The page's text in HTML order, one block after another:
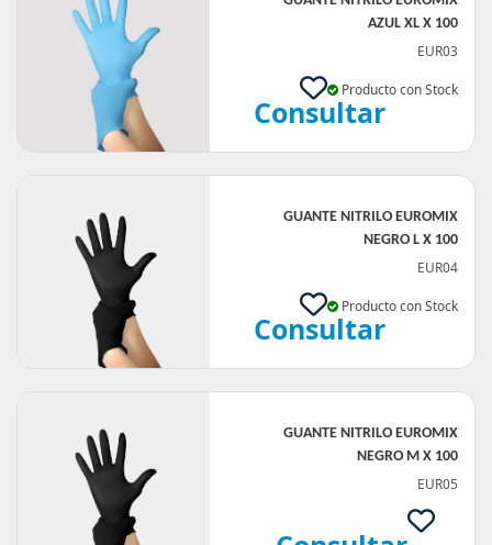
AZUL XL X 100
EUR03
Producto con Stock
Consultar
GUANTE NITRILO EUROMIX
NEGRO L X 100
EUR04
Producto con Stock
Consultar
GUANTE NITRILO EUROMIX
NEGRO M X 100
EUR05